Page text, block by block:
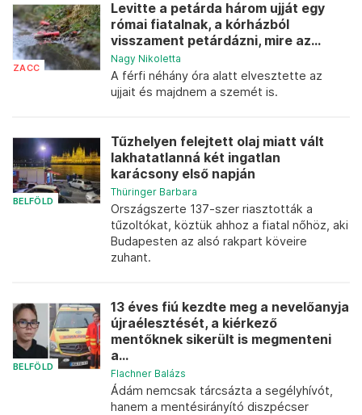
ZACC
Levitte a petárda három ujját egy
római fiatalnak, a kórházból
visszament petárdázni, mire az...
Nagy Nikoletta
A férfi néhány óra alatt elvesztette az
ujjait és majdnem a szemét is.
BELFÖLD
Tűzhelyen felejtett olaj miatt vált
lakhatatlanná két ingatlan
karácsony első napján
Thüringer Barbara
Országszerte 137-szer riasztották a
tűzoltókat, köztük ahhoz a fiatal nőhöz, aki
Budapesten az alsó rakpart köveire
zuhant.
BELFÖLD
13 éves fiú kezdte meg a nevelőanyja
újraélesztését, a kiérkező
mentőknek sikerült is megmenteni
a...
Flachner Balázs
Ádám nemcsak tárcsázta a segélyhívót,
hanem a mentésirányító diszpécser